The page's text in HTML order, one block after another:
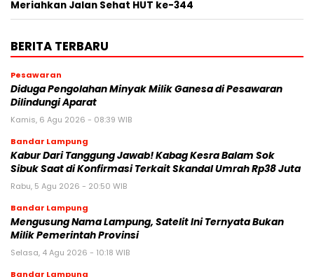
Meriahkan Jalan Sehat HUT ke-344
BERITA TERBARU
Pesawaran
Diduga Pengolahan Minyak Milik Ganesa di Pesawaran
Dilindungi Aparat
Kamis, 6 Agu 2026 - 08:39 WIB
Bandar Lampung
Kabur Dari Tanggung Jawab! Kabag Kesra Balam Sok
Sibuk Saat di Konfirmasi Terkait Skandal Umrah Rp38 Juta
Rabu, 5 Agu 2026 - 20:50 WIB
Bandar Lampung
Mengusung Nama Lampung, Satelit Ini Ternyata Bukan
Milik Pemerintah Provinsi
Selasa, 4 Agu 2026 - 10:18 WIB
Bandar Lampung